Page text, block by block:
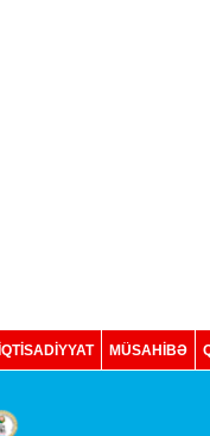
İQTISADIYYAT MÜSAHİBƏ